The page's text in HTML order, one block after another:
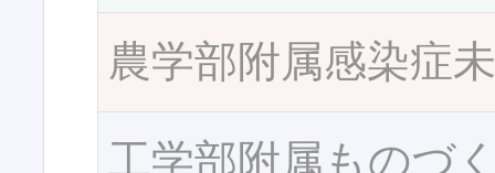
農学部附属感染症
工学部附属ものづ